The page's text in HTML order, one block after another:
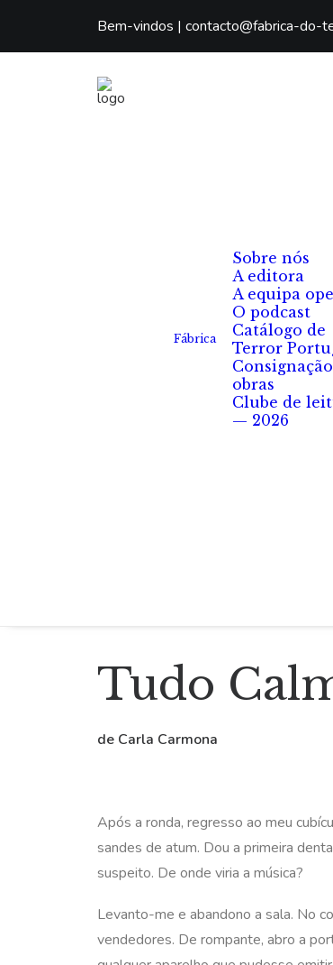
Bem-vindos | contacto@fabrica-do-
Fábrica
Sobre nós
A editora
A equipa
O podcast
Catálogo de
Terror
obras
Clube de
— 2026
Tudo
de Carla Carmona
Após a ronda, regresso ao meu
sandes de atum. Dou a primeira
suspeito. De onde viria a música?
Levanto-me e abandono a sala. No
vendedores. De rompante, abro a